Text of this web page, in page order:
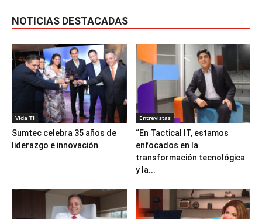
NOTICIAS DESTACADAS
Vida TI
Sumtec celebra 35 años de
liderazgo e innovación
Entrevistas
“En Tactical IT, estamos
enfocados en la
transformación tecnológica
y la...